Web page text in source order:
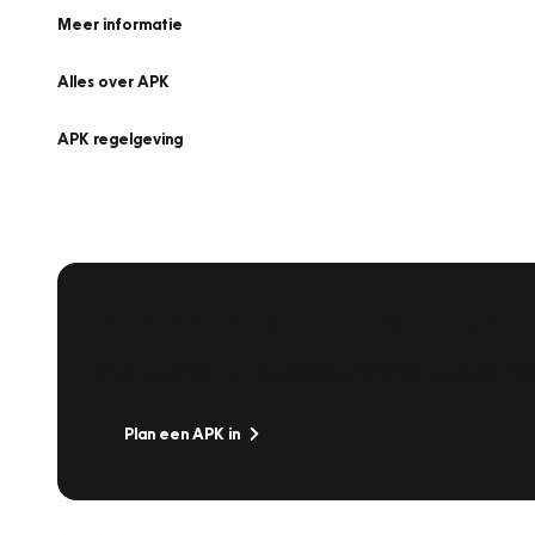
Meer informatie
Alles over APK
APK regelgeving
Plan een APK in